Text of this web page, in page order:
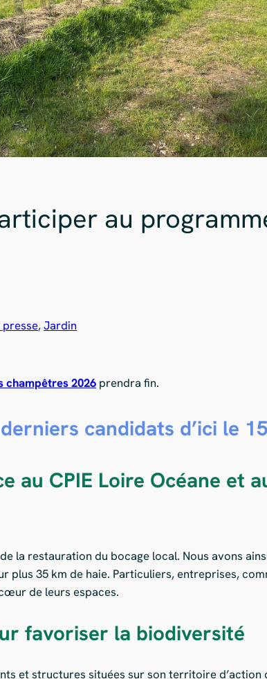
au
presse, Jardin
champêtres 2026 prendra fin.
candidats d’ici le
au CPIE Loire Océane et
la restauration du bocage local. Nous avons
35 km de haie. Particuliers, entreprises,
de leurs espaces.
favoriser la biodiversité
et structures situées sur son territoire d’action